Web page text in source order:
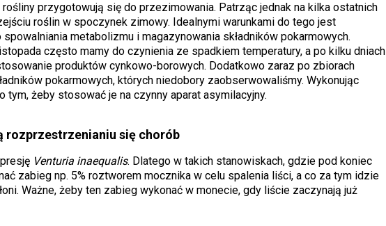
przygotowują się do przezimowania. Patrząc jednak na kilka ostatnich
roślin w spoczynek zimowy. Idealnymi warunkami do tego jest
metabolizmu i magazynowania składników pokarmowych.
często mamy do czynienia ze spadkiem temperatury, a po kilku dniach
produktów cynkowo-borowych. Dodatkowo zaraz po zbiorach
pokarmowych, których niedobory zaobserwowaliśmy. Wykonując
żeby stosować je na czynny aparat asymilacyjny.
rozprzestrzenianiu się chorób
Venturia inaequalis. Dlatego w takich stanowiskach, gdzie pod koniec
zabieg np. 5% roztworem mocznika w celu spalenia liści, a co za tym idzie
Ważne, żeby ten zabieg wykonać w monecie, gdy liście zaczynają już